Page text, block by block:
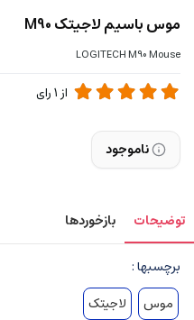
موس باسیم لاجیتک M90
LOGITECH M90 Mouse
از 1رای
ناموجود
توضیحات بازخوردها
برچسبها :
موس
لاجیتک